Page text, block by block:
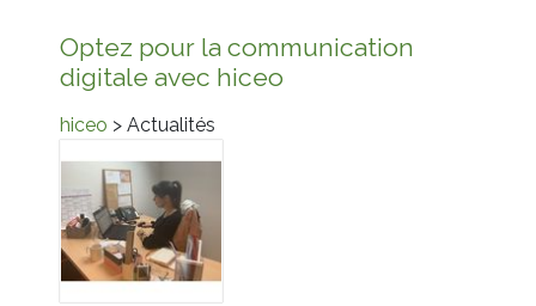
Optez pour la communication
digitale avec hiceo
hiceo > Actualités